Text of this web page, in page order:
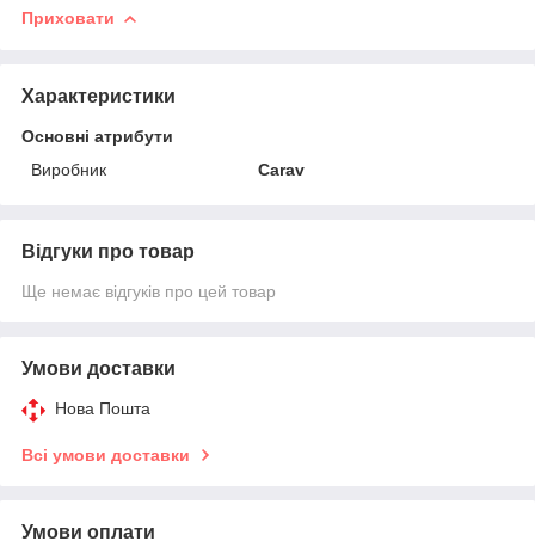
Приховати
Характеристики
Основні атрибути
Виробник
Carav
Відгуки про товар
Ще немає відгуків про цей товар
Умови доставки
Нова Пошта
Всі умови доставки
Умови оплати